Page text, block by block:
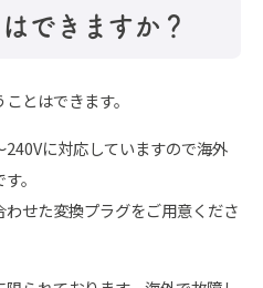
できますか？
とはできます。
に対応していますので海外
。
せた変換プラグをご用意くださ